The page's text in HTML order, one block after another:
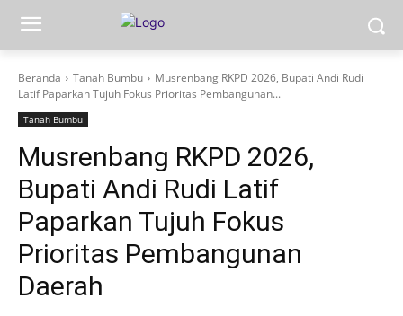
Beranda Tanah Bumbu
Musrenbang RKPD 2026, Bupati Andi Rudi
Latif Paparkan Tujuh Fokus Prioritas Pembangunan...
Tanah Bumbu
Musrenbang RKPD 2026,
Bupati Andi Rudi Latif
Paparkan Tujuh Fokus
Prioritas Pembangunan
Daerah